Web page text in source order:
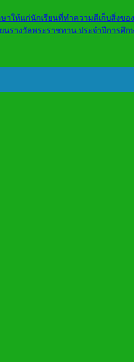
ห้แก่นักเรียนที่ทำความดีเก็บสิ่งขอ
รางวัลพระราชทาน ประจำปีการ